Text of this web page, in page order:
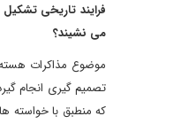
می نشیند؟
تصمیم گیری انجام